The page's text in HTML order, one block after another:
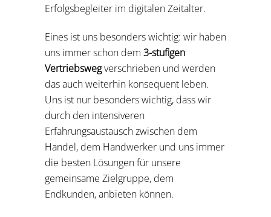
Erfolgsbegleiter im digitalen Zeitalter.
Eines ist uns besonders wichtig: wir haben
uns immer schon dem 3-stufigen
Vertriebswegverschrieben und werden
das auch weiterhin konsequent leben.
Uns ist nur besonders wichtig, dass wir
durch den intensiveren
Erfahrungsaustausch zwischen dem
Handel, dem Handwerker und uns immer
die besten Lösungen für unsere
gemeinsame Zielgruppe, dem
Endkunden, anbieten können.